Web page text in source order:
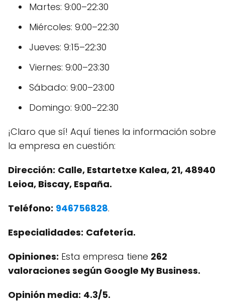
Martes: 9:00–22:30
Miércoles: 9:00–22:30
Jueves: 9:15–22:30
Viernes: 9:00–23:30
Sábado: 9:00–23:00
Domingo: 9:00–22:30
¡Claro que sí! Aquí tienes la información sobre
la empresa en cuestión:
Dirección: Calle, Estartetxe Kalea, 21, 48940
Leioa, Biscay, España.
Teléfono: 946756828.
Especialidades: Cafetería.
Opiniones: Esta empresa tiene 262
valoraciones según Google My Business.
Opinión media: 4.3/5.